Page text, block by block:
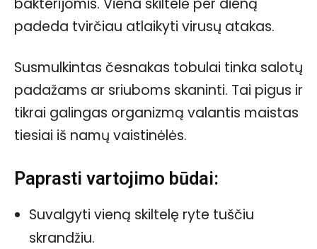
bakterijomis. Viena skiltelė per dieną
padeda tvirčiau atlaikyti virusų atakas.
Susmulkintas česnakas tobulai tinka salotų
padažams ar sriuboms skaninti. Tai pigus ir
tikrai galingas organizmą valantis maistas
tiesiai iš namų vaistinėlės.
Paprasti vartojimo būdai:
Suvalgyti vieną skiltelę ryte tuščiu
skrandžiu.